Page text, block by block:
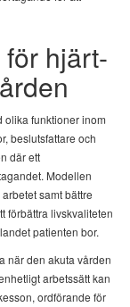
hjärt-
olika funktioner inom
beslutsfattare och
där ett
Modellen
samt bättre
förbättra livskvaliteten
patienten bor.
när den akuta vården
arbetssätt kan
ordförande för